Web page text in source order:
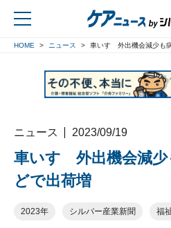
HOME ニュース 車いす 外出機会減少も
ニュース 2023/09/19
車いす 外出機会減少
どで出荷増
2023年 シルバー産業新聞 福